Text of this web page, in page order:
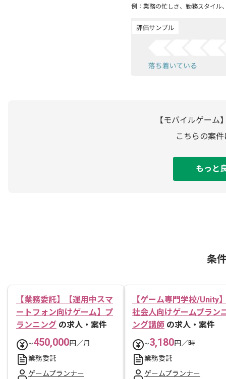
例：業務の忙しさ、勤務スタイル
【モバイルゲー
こちらの案
もっと
条
【業務委託】【運用中スマ
ートフォン向けゲーム】プ
ランニング の求人・案件
~450,000円／月
業務委託
ゲームプランナー
【ゲーム専門学校/Unity
社会人向けゲームプラン
ング講師 の求人・案件
~3,180円／時
業務委託
ゲームプランナー